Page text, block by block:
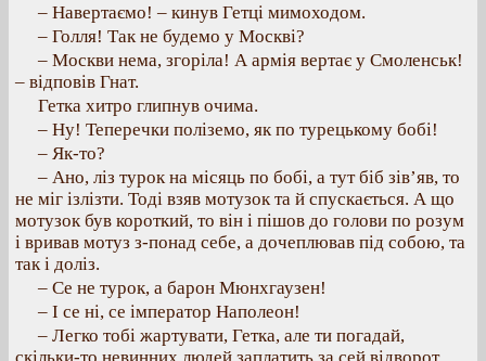
– Навертаємо! – кинув Гетці мимоходом.
– Голля! Так не будемо у Москві?
– Москви нема, згоріла! А армія вертає у Смоленськ!
– відповів Гнат.
Гетка хитро глипнув очима.
– Ну! Теперечки поліземо, як по турецькому бобі!
– Як-то?
– Ано, ліз турок на місяць по бобі, а тут біб зів’яв, то
не міг ізлізти. Тоді взяв мотузок та й спускається. А що
мотузок був короткий, то він і пішов до голови по розум
і вривав мотуз з-понад себе, а дочеплював під собою, та
так і доліз.
– Се не турок, а барон Мюнхгаузен!
– І се ні, се імператор Наполеон!
– Легко тобі жартувати, Гетка, але ти погадай,